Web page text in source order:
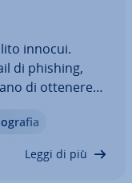
innocui.
di phishing,
di ottenere
af­fi­
Leggi di più